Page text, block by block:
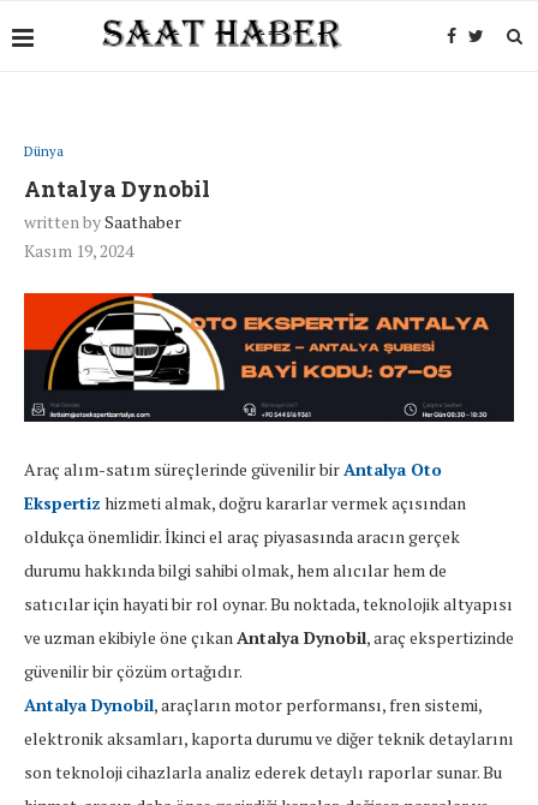
Dünya
Antalya Dynobil
written bySaathaber
Kasım 19, 2024
Araç alım-satım süreçlerinde güvenilir birAntalya Oto
Ekspertiz hizmeti almak, doğru kararlar vermek açısından
oldukça önemlidir. İkinci el araç piyasasında aracın gerçek
durumu hakkında bilgi sahibi olmak, hem alıcılar hem de
satıcılar için hayati bir rol oynar. Bu noktada, teknolojik altyapısı
ve uzman ekibiyle öne çıkanAntalya Dynobil, araç ekspertizinde
güvenilir bir çözüm ortağıdır.
Antalya Dynobil, araçların motor performansı, fren sistemi,
elektronik aksamları, kaporta durumu ve diğer teknik detaylarını
son teknoloji cihazlarla analiz ederek detaylı raporlar sunar. Bu